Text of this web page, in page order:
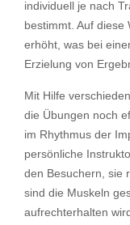
individuell je nach
bestimmt. Auf diese
erhöht, was bei
Erzielung von
Mit Hilfe
die Übungen noch
im Rhythmus der
persönliche
den Besuchern, sie
sind die Muskeln
aufrechterhalten